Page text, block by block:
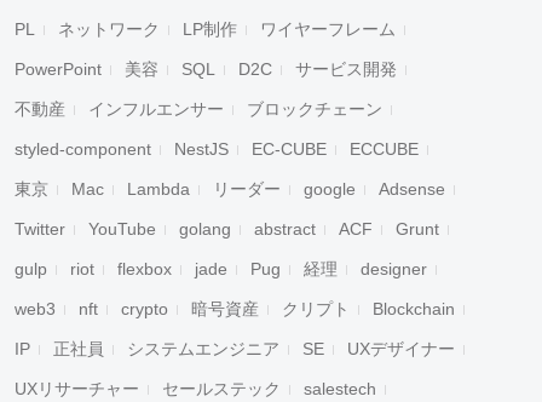
PL ネットワーク LP制作 ワイヤーフレーム
PowerPoint 美容 SQL D2C サービス開発
不動産 インフルエンサー ブロックチェーン
styled-component NestJS EC-CUBE ECCUBE
東京 Mac Lambda リーダー google Adsense
Twitter YouTube golang abstract ACF Grunt
gulp riot flexbox jade Pug 経理 designer
web3 nft crypto 暗号資産 クリプト Blockchain
IP 正社員 システムエンジニア SE UXデザイナー
UXリサーチャー セールステック salestech